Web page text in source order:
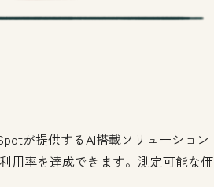
が提供するAI搭載ソリューション
用率を達成できます。測定可能な価